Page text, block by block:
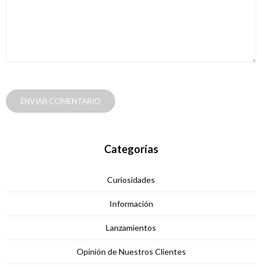
ENVIAR COMENTARIO
Categorías
Curiosidades
Información
Lanzamientos
Opinión de Nuestros Clientes